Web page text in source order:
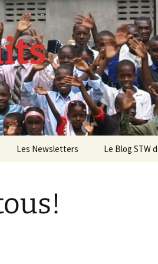
Les Newsletters
Newsletter 5 – Oct 2013
Le Blog STW